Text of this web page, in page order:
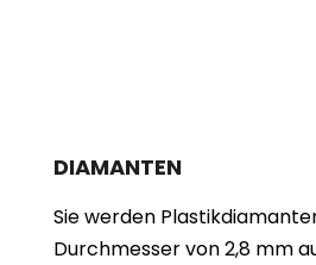
DIAMANTEN
Sie werden
Durchmesser von 2,8 mm